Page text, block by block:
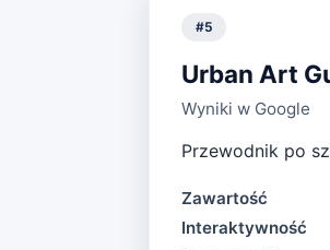
#5
Urban Art
Wyniki w Google
Przewodnik po
Zawartość
Interaktywność